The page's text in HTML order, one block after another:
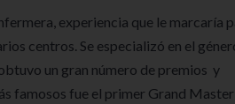
experiencia que le marcaría
centros. Se especializó en el
un gran número de premios y
famosos fue el primer Grand Master